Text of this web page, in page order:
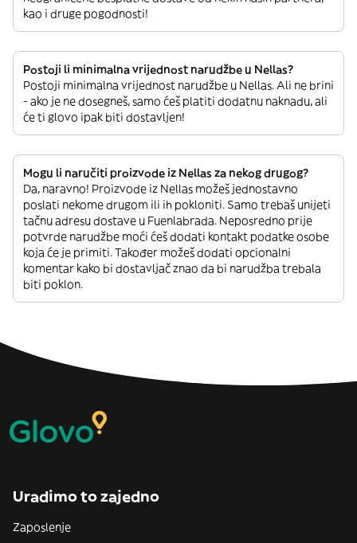
kao i druge pogodnosti!
Postoji li minimalna vrijednost narudžbe u Nellas?
Postoji minimalna vrijednost narudžbe u Nellas. Ali ne brini
- ako je ne dosegneš, samo ćeš platiti dodatnu naknadu, ali
će ti glovo ipak biti dostavljen!
Mogu li naručiti proizvode iz Nellas za nekog drugog?
Da, naravno! Proizvode iz Nellas možeš jednostavno
poslati nekome drugom ili ih pokloniti. Samo trebaš unijeti
tačnu adresu dostave u Fuenlabrada. Neposredno prije
potvrde narudžbe moći ćeš dodati kontakt podatke osobe
koja će je primiti. Također možeš dodati opcionalni
komentar kako bi dostavljač znao da bi narudžba trebala
biti poklon.
Uradimo to zajedno
Zaposlenje